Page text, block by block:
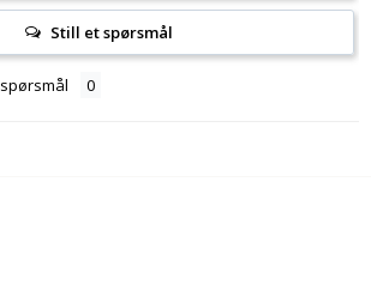
Still et spørsmål
spørsmål